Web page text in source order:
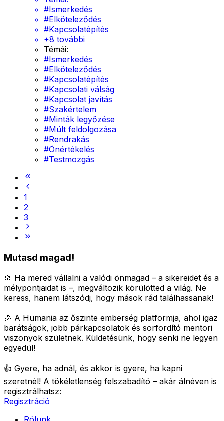
#Ismerkedés
#Elköteleződés
#Kapcsolatépítés
+8 további
Témái:
#Ismerkedés
#Elköteleződés
#Kapcsolatépítés
#Kapcsolati válság
#Kapcsolat javítás
#Szakértelem
#Minták legyőzése
#Múlt feldolgozása
#Rendrakás
#Önértékelés
#Testmozgás
1
2
3
Mutasd magad!
🥁 Ha mered vállalni a valódi önmagad – a sikereidet és a
mélypontjaidat is –, megváltozik körülötted a világ. Ne
keress, hanem látszódj, hogy mások rád találhassanak!
🎉 A Humania az őszinte emberség platformja, ahol igaz
barátságok, jobb párkapcsolatok és sorfordító mentori
viszonyok születnek. Küldetésünk, hogy senki ne legyen
egyedül!
👍 Gyere, ha adnál, és akkor is gyere, ha kapni
szeretnél! A tökéletlenség felszabadító – akár álnéven is
regisztrálhatsz:
Regisztráció